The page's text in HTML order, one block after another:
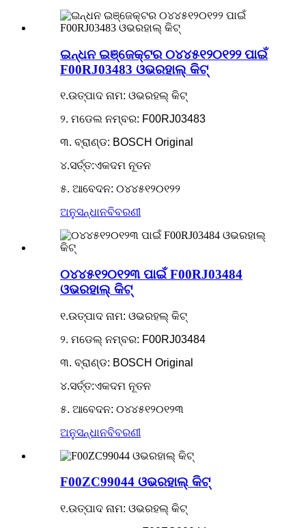
ଇନ୍ଧନ ଇଞ୍ଜେକ୍ଟର ୦୪୪୫୧୨୦୧୨୨ ପାଇଁ
F00RJ03483 ଓଭରହାଲ୍ କିଟ୍
୧.ଉତ୍ପାଦ ନାମ: ଓଭରହଲ୍ କିଟ୍
୨. ମଡେଲ ନମ୍ବର: F00RJ03483
୩. ବ୍ରାଣ୍ଡ: BOSCH Original
୪.ସର୍ତ୍ତ:ଏକଦମ ନୂତନ
୫. ଆବେଦନ: ୦୪୪୫୧୨୦୧୨୨
ଅନୁସନ୍ଧାନବିବରଣୀ
୦୪୪୫୧୨୦୧୨୩ ପାଇଁ F00RJ03484
ଓଭରହାଲ୍ କିଟ୍
୧.ଉତ୍ପାଦ ନାମ: ଓଭରହଲ୍ କିଟ୍
୨. ମଡେଲ୍ ନମ୍ବର: F00RJ03484
୩. ବ୍ରାଣ୍ଡ: BOSCH Original
୪.ସର୍ତ୍ତ:ଏକଦମ ନୂତନ
୫. ଆବେଦନ: ୦୪୪୫୧୨୦୧୨୩
ଅନୁସନ୍ଧାନବିବରଣୀ
F00ZC99044 ଓଭରହାଲ୍ କିଟ୍
୧.ଉତ୍ପାଦ ନାମ: ଓଭରହଲ୍ କିଟ୍